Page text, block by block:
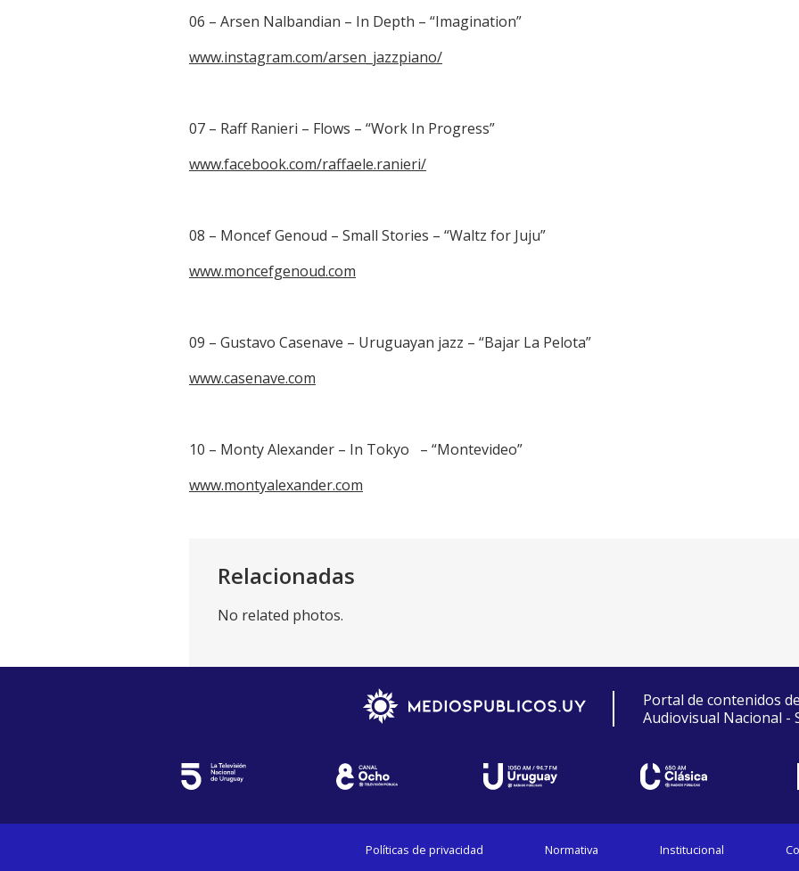
06 – Arsen Nalbandian – In Depth – “Imagination”
www.instagram.com/arsen_jazzpiano/
07 – Raff Ranieri – Flows – “Work In Progress”
www.facebook.com/raffaele.ranieri/
08 – Moncef Genoud – Small Stories – “Waltz for Juju”
www.moncefgenoud.com
09 – Gustavo Casenave – Uruguayan jazz – “Bajar La Pelota”
www.casenave.com
10 – Monty Alexander – In Tokyo – “Montevideo”
www.montyalexander.com
Relacionadas
No related photos.
Portal de contenidos
Audiovisual Nacional -
Políticas de privacidad Normativa Institucional